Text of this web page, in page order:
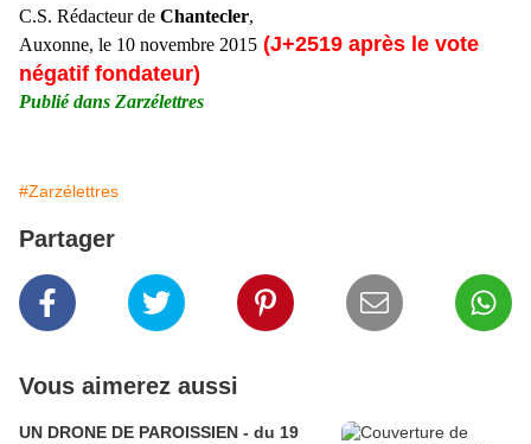
C.S. Rédacteur de Chantecler,
Auxonne, le 10 novembre 2015 (J+2519 après le vote
négatif fondateur)
Publié dans Zarzélettres
#Zarzélettres
Partager
Vous aimerez aussi
UN DRONE DE PAROISSIEN - du 19